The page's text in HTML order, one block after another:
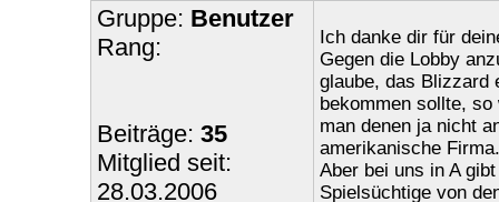
Gruppe: Benutzer
Rang:
Beiträge: 35
Mitglied seit:
28.03.2006
Ich danke dir für
Gegen die Lobby
glaube, das Blizzard
bekommen sollte,
man denen ja nicht
amerikanische Firma.
Aber bei uns in A
Spielsüchtige von